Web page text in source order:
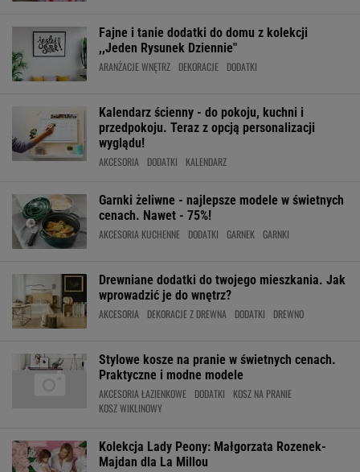
Fajne i tanie dodatki do domu z kolekcji
,,Jeden Rysunek Dziennie"
ARANŻACJE WNĘTRZ DEKORACJE DODATKI
Kalendarz ścienny - do pokoju, kuchni i
przedpokoju. Teraz z opcją personalizacji
wyglądu!
AKCESORIA DODATKI KALENDARZ
Garnki żeliwne - najlepsze modele w świetnych
cenach. Nawet - 75%!
AKCESORIA KUCHENNE DODATKI GARNEK GARNKI
Drewniane dodatki do twojego mieszkania. Jak
wprowadzić je do wnętrz?
AKCESORIA DEKORACJE Z DREWNA DODATKI DREWNO
Stylowe kosze na pranie w świetnych cenach.
Praktyczne i modne modele
AKCESORIA ŁAZIENKOWE DODATKI
KOSZ NA PRANIE
KOSZ WIKLINOWY
Kolekcja Lady Peony: Małgorzata Rozenek-
Majdan dla La Millou